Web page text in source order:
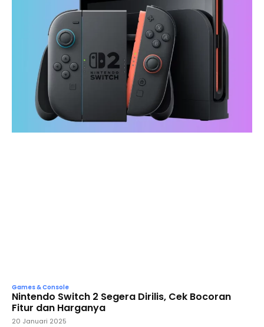
Games & Console
Nintendo Switch 2 Segera Dirilis, Cek Bocoran
Fitur dan Harganya
20 Januari 2025